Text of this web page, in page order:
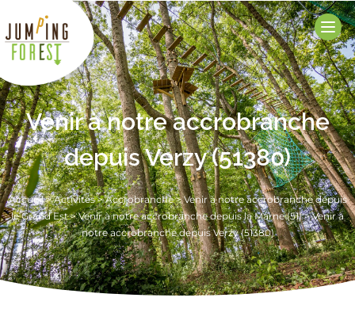
Venir à notre accrobranche
depuis Verzy (51380)
Accueil>Activités>Accrobranche>Venir à notre accrobranche depuis
le Grand Est>Venir à notre accrobranche depuis la Marne (51)>Venir à
notre accrobranche depuis Verzy (51380)